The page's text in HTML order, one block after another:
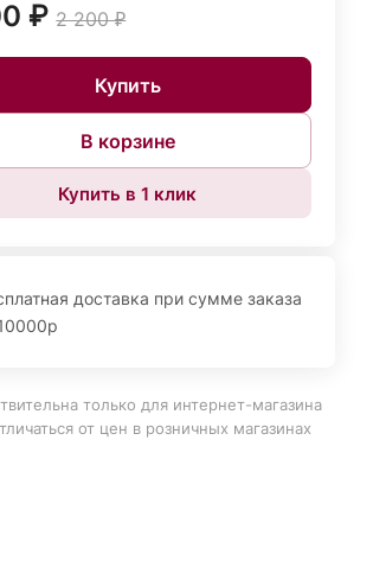
₽ 2 200 ₽
Купить
В корзине
Купить в 1 клик
доставка при сумме заказа
только для интернет-магазина
от цен в розничных магазинах